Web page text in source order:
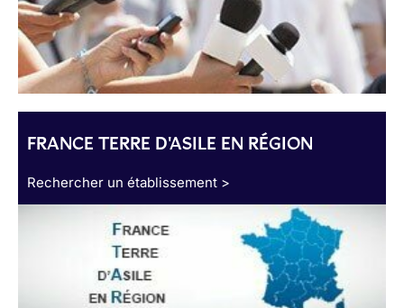
FRANCE TERRE D'ASILE EN RÉGION
Rechercher un établissement >